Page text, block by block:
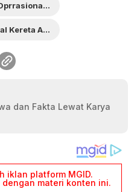
Jam Oprrasional Kereta Jakalalana
Jadwal Kereta Api Jakalalana
dan Fakta Lewat Karya